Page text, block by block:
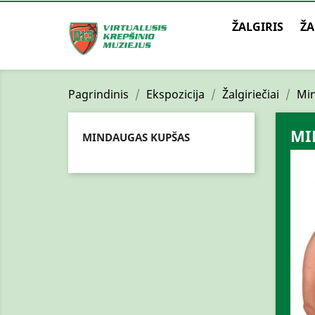
ŽALGIRIS
Pagrindinis Ekspozicija Žalgiriečiai
MINDAUGAS KUPŠAS